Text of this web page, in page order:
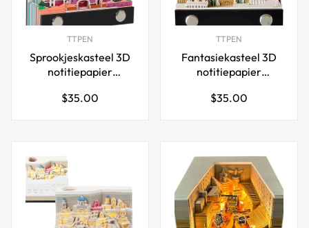
TTPEN
Sprookjeskasteel 3D
notitiepapier
Normale
$35.00
TTPEN
Fantasiekasteel 3D
notitiepapier
Normale
$35.00